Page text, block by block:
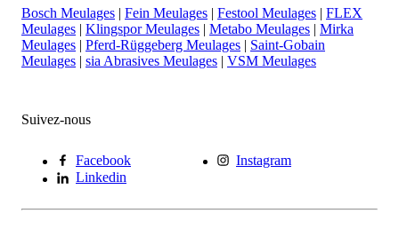
Bosch Meulages | Fein Meulages | Festool Meulages | FLEX
Meulages | Klingspor Meulages | Metabo Meulages | Mirka
Meulages | Pferd-Rüggeberg Meulages | Saint-Gobain
Meulages | sia Abrasives Meulages | VSM Meulages
Suivez-nous
Facebook
Instagram
Linkedin